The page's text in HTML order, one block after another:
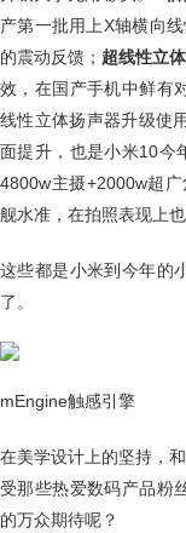
产第一批用上X轴横向
的震动反馈； 超线性立
效，在国产手机中鲜有
线性立体扬声器升级使
面提升，也是小米10今
4800w主摄+2000w超
舰水准，在拍照表现上也
这些都是小米到今年的
了。
mEngine触感引擎
在美学设计上的坚持，
受那些热爱数码产品粉
的万众期待呢？